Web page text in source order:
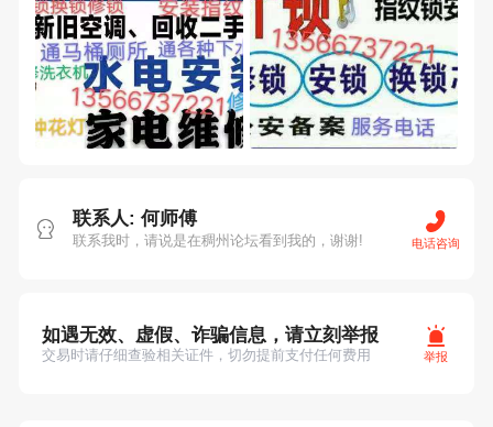
联系人: 何师傅
联系我时，请说是在稠州论坛看到我的，谢谢! 电话咨询
如遇无效、虚假、诈骗信息，请立刻举报
交易时请仔细查验相关证件，切勿提前支付任何费用 举报